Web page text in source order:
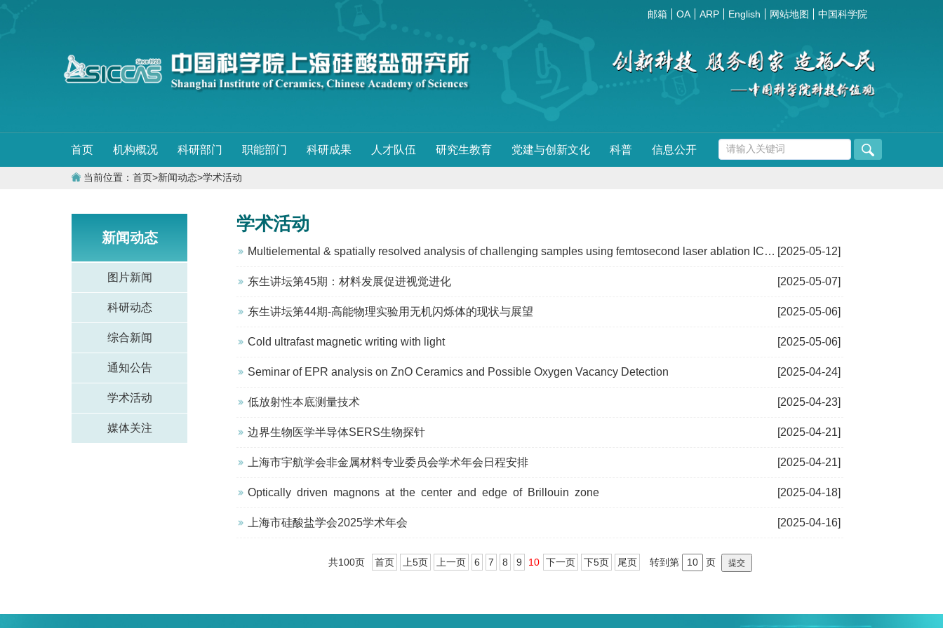
邮箱 OA ARP English 网站地图 中国科学院
首页 机构概况 科研部门 职能部门 科研成果 人才队伍 研究生教育 党建与创新文化 科普 信息公开
当前位置： 首页>新闻动态>学术活动
新闻动态
图片新闻
科研动态
综合新闻
通知公告
学术活动
媒体关注
学术活动
[2025-05-12]
Multielemental & spatially resolved analysis of challenging samples using femtosecond laser ablation ICP-TOFMS
[2025-05-07]
东生讲坛第45期：材料发展促进视觉进化
[2025-05-06]
东生讲坛第44期-高能物理实验用无机闪烁体的现状与展望
[2025-05-06]
Cold ultrafast magnetic writing with light
[2025-04-24]
Seminar of EPR analysis on ZnO Ceramics and Possible Oxygen Vacancy Detection
[2025-04-23]
低放射性本底测量技术
[2025-04-21]
边界生物医学半导体SERS生物探针
[2025-04-21]
上海市宇航学会非金属材料专业委员会学术年会日程安排
[2025-04-18]
Optically driven magnons at the center and edge of Brillouin zone
[2025-04-16]
上海市硅酸盐学会2025学术年会
共100页 首页 上5页 上一页 6 7 8 9 10 下一页 下5页 尾页 转到第 页